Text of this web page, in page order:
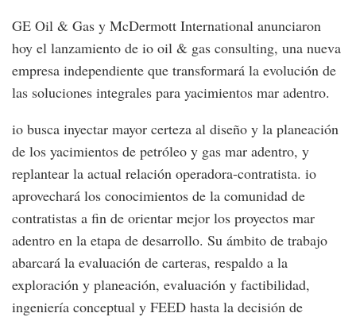
GE Oil & Gas y McDermott International anunciaron
hoy el lanzamiento de io oil & gas consulting, una nueva
empresa independiente que transformará la evolución de
las soluciones integrales para yacimientos mar adentro.
io busca inyectar mayor certeza al diseño y la planeación
de los yacimientos de petróleo y gas mar adentro, y
replantear la actual relación operadora-contratista. io
aprovechará los conocimientos de la comunidad de
contratistas a fin de orientar mejor los proyectos mar
adentro en la etapa de desarrollo. Su ámbito de trabajo
abarcará la evaluación de carteras, respaldo a la
exploración y planeación, evaluación y factibilidad,
ingeniería conceptual y FEED hasta la decisión de